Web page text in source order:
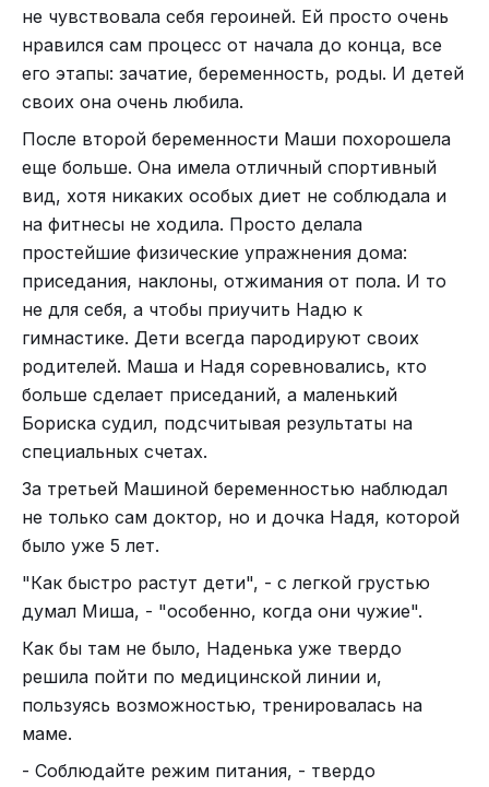
не чувствовала себя героиней. Ей просто очень
нравился сам процесс от начала до конца, все
его этапы: зачатие, беременность, роды. И детей
своих она очень любила.
После второй беременности Маши похорошела
еще больше. Она имела отличный спортивный
вид, хотя никаких особых диет не соблюдала и
на фитнесы не ходила. Просто делала
простейшие физические упражнения дома:
приседания, наклоны, отжимания от пола. И то
не для себя, а чтобы приучить Надю к
гимнастике. Дети всегда пародируют своих
родителей. Маша и Надя соревновались, кто
больше сделает приседаний, а маленький
Бориска судил, подсчитывая результаты на
специальных счетах.
За третьей Машиной беременностью наблюдал
не только сам доктор, но и дочка Надя, которой
было уже 5 лет.
"Как быстро растут дети", - с легкой грустью
думал Миша, - "особенно, когда они чужие".
Как бы там не было, Наденька уже твердо
решила пойти по медицинской линии и,
пользуясь возможностью, тренировалась на
маме.
- Соблюдайте режим питания, - твердо